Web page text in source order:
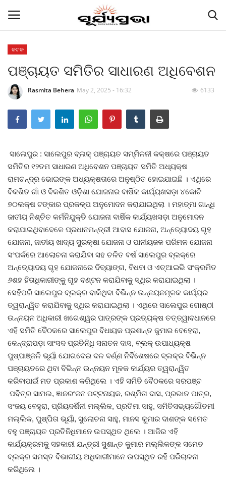
Contact
Gallery
E-paper
ରାଜ୍ୟ
ରାଜନୀତି
କି କଥା ବୋଇଲେ
ଦେଶ ବିଦେଶ
ପ୍ରଶାସନ ଖବର
ଜିଲ୍ଲା
ଆପଣଙ୍କ କଲମରୁ
ମହାନଗର
ଅପରାଧ
ଖେଳ ଖବର
ବିଶେଷ
କଟକ
ପଞ୍ଚାୟତ ସମିତିର ସାଧାରଣ ଅଧିବେଶନ
Rasmita Behera May 2, 2025 - 16:32 6133
ସାଲେପୁର : ସାଲେପୁର ବ୍ଲକ୍ ପଞ୍ଚାୟତ ସମ୍ମିଳନୀ କକ୍ଷରେ ପଞ୍ଚାୟତ
ସମିତିର ୧୨ତମ ସାଧାରଣ ଅଧିବେଶନ ପଞ୍ଚାୟତ ସମିତି ଅଧ୍ୟକ୍ଷ
ରାମଚନ୍ଦ୍ର ଭୋଇଙ୍କ ଅଧ୍ୟକ୍ଷତାରେ ଅନୁଷ୍ଠିତ ହୋଇଯାଇଛି । ଏଥିରେ
ବିକଶିତ ଗାଁ ଓ ବିକଶିତ ଓଡ଼ିଶା ଯୋଜନାର ବାର୍ଷିକ କାର୍ଯ୍ୟଖସଡ଼ା ୪କୋଟି
୭୦ଲକ୍ଷ ଟଙ୍କାର ପ୍ରକଳ୍ପ ଅନୁମୋଦନ କରାଯାଇଥିଲା । ମହାତ୍ମା ଗାନ୍ଧି
ଜାତୀୟ ନିଶ୍ଚିତ କର୍ମନିଯୁକ୍ତି ଯୋଜନା ବାର୍ଷିକ କାର୍ଯ୍ୟଖସଡ଼ା ଅନୁମୋଦନ
କରାଯାଇଥିବାବେଳେ ପ୍ରଧାନମନ୍ତ୍ରୀ ଆବାସ ଯୋଜନା, ଅନ୍ତ୍ୟୋଦୟ ଗୃହ
ଯୋଜନା, ଜାତୀୟ ଖାଦ୍ୟ ସୁରକ୍ଷା ଯୋଜନା ଓ ପାନୀୟଜଳ ପରିମଳ ଯୋଜନା
ସଂପର୍କରେ ଆଲୋଚନା କରାଯିବା ସହ ଚଳିତ ବର୍ଷ ସାଲେପୁର ବ୍ଲକ୍ରେ
ଅନ୍ତ୍ୟୋଦୟ ଗୃହ ଯୋଜନାରେ ଦିବ୍ୟାଙ୍ଗ, ବିଧବା ଓ ଏଚ୍ଆଇଭି ସଂକ୍ରମିତ
୬ଶହ ହିତାଧିକାରୀଙ୍କୁ ଗୃହ ବଣ୍ଟନ କରାଯିବାକୁ ସ୍ଥିର କରାଯାଇଥିଲା ।
ସେହିପରି ସାଲେପୁର ବ୍ଲକ୍ର ବାକିଥିବା ବିଭିନ୍ନ ଉନ୍ନୟନମୂଳକ କାର୍ଯ୍ୟର
ତ୍ୱରାନ୍ୱିତ କରାଯିବାକୁ ସ୍ଥିର କରାଯାଇଥିଲା । ଏଥିରେ ସାଲେପୁର ଗୋଷ୍ଠୀ
ଉନ୍ନୟନ ଅଧିକାରୀ ଖଗେଶ୍ୱର ପାତ୍ରଙ୍କ ପ୍ରତ୍ୟକ୍ଷ ତତ୍ତ୍ୱାବଧାନରେ
ଏହି ସମିତି ବୈଠକରେ ସାଲେପୁର ବିଧାୟକ ପ୍ରଶାନ୍ତ କୁମାର ବେହେରା,
କେନ୍ଦ୍ରାପଡ଼ା ସାଂସଦ ପ୍ରତିନିଧି ସନାତନ ଦାସ, ବ୍ଲକ୍ ଉପାଧ୍ୟକ୍ଷ
ପୁଷ୍ପାଞ୍ଜଳି ଭୂୟାଁ ଯୋଗଦେଇ ଦଳ ବର୍ଣ୍ଣ ନିର୍ବିଶେଷରେ ବ୍ଲକ୍ର ବିଭିନ୍ନ
ପଞ୍ଚାୟତରେ ଥିବା ବିଭିନ୍ନ ଉନ୍ନୟନ ମୂଳକ କାର୍ଯ୍ୟର ତ୍ୱରାନ୍ୱିତ
କରିବାପାଇଁ ମତ ପ୍ରକାଶ କରିଥିଲେ । ଏହି ସମିତି ବୈଠକରେ ସରପଞ୍ଚ
ପବିତ୍ର ସାମଲ, ଜ୍ଞାନରଂଜନ ପଟ୍ଟନାୟକ, ରଶ୍ମିତା ଦାସ, ପ୍ରଭାତ ପାତ୍ର,
ସଂଜୟ ବେହୁରା, ପ୍ରିୟଦର୍ଶିନୀ ମଲ୍ଲିକ, ପ୍ରତିମା ସାହୁ, ସମିତିସଭ୍ୟଗୌତମୀ
ମଲ୍ଲିକ, ପୁଷ୍ପିତା ଭୂୟାଁ, ସୁଲୋଚନା ସାହୁ, ମାନସ କୁମାର ଦାଶଙ୍କ ସମେତ
ବହୁ ପଞ୍ଚାୟତ ପ୍ରତିନିଧିମାନେ ଉପସ୍ଥିତ ଥିଲେ । ଆଜିର ଏହି
କାର୍ଯ୍ୟକ୍ରମକୁ ସହକାରୀ ଯନ୍ତ୍ରୀ ସୁଶାନ୍ତ କୁମାର ମଲ୍ଲିକଙ୍କ ସମେତ
ବ୍ଲକ୍ର ସମସ୍ତ ବିଭାଗୀୟ ଅଧିକାରୀମାନେ ଉପସ୍ଥିତ ରହି ପରିଚାଳନା
କରିଥିଲେ ।